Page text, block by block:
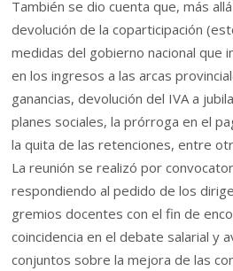
También se dio cuenta que, más
devolución de la coparticipación
medidas del gobierno nacional que
en los ingresos a las arcas
ganancias, devolución del IVA a
planes sociales, la prórroga en el
la quita de las retenciones, entre
La reunión se realizó por
respondiendo al pedido de los
gremios docentes con el fin de
coincidencia en el debate salarial y
conjuntos sobre la mejora de las